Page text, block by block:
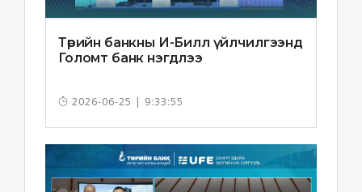
Төрийн банкны И-Билл үйлчилгээнд
Голомт банк нэгдлээ
2026-06-25 | 9:33:55